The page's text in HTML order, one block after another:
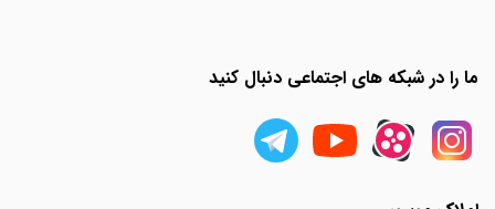
ما را در شبکه های اجتماعی دنبال کنید